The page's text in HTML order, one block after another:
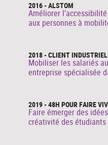
2016 - ALSTOM
Améliorer
aux personnes à
2018 - CLIENT INDUSTRIEL
Mobiliser les salariés
entreprise spécialisée
2019 - 48H POUR FAIRE
Faire émerger des
créativité des étudiants